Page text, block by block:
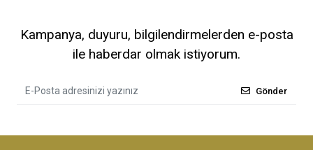
Kampanya, duyuru, bilgilendirmelerden e-posta
ile haberdar olmak istiyorum.
Gönder